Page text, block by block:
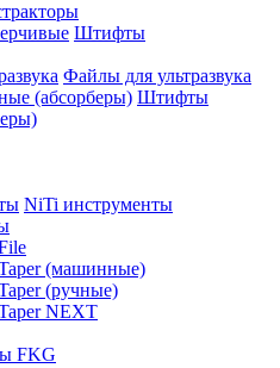
Штифты
Файлы для ультразвука
Штифты
NiTi инструменты
(машинные)
(ручные)
NEXT
FKG